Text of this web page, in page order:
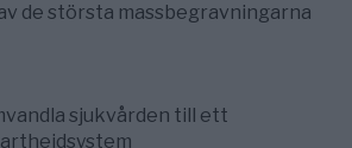
de största massbegravningarna
sjukvården till ett